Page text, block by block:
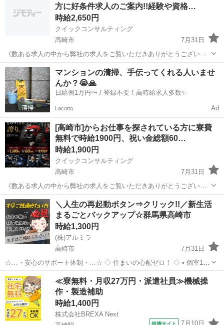
舗へ訪問する覆面調査・報告...方に好条件求人のご案内!!経験や資格…
時給2,650円
クイックコンサルティング
高崎市
7月31日
《数ある求人の中から弊社の求人をご覧いただきありがとうございま
す!!》 全国に様々な求人を5万件以上取り扱っておりご希望条件やご状
況に応じてマッチしそうな求人をご案内いたします!! 応募前に相談だ
けしてみたい方やどんな求...
群馬 高崎市 スタッフ
マンションの清掃、手伝ってくれる人いませ
んか？😭🙏
日給例1万円〜 / 登録不要！高時給求人多数✨
Lacotto Ad
[高崎市]からお仕事を探されている方に寮費
無料で時給1900円、祝い金総額60…
時給1,900円
クイックコンサルティング
高崎市
7月31日
《数ある求人の中から弊社の求人をご覧いただきありがとうございま
す!!》 全国に様々な求人を5万件以上取り扱っておりご希望条件やご状
況に応じてマッチしそうな求人をご案内いたします!! 応募前に相談だ
けしてみたい方やどんな求...
群馬 高崎市 工場 スタッフ
＼人生の再起動ボタン⇒クリック!!／新生活
まるごとバックアップ☆群馬県高崎市
時給1,300円
(株)アルミラ
高崎市
7月31日
☆…・安心のサポート体制・…☆ ◇ 住まいの心配ゼロ！ ◇ • 個室1R
完全無料！ • 即日入寮OK！など ◇ 所持金ゼロでもスタートできる！
◇ • 食費・生活費のサポート • 移動費用...
群馬 高崎市 工場 完全無料
≪寮無料・月収27万円・派遣社員≫機械操
作・製造補助
時給1,400円
株式会社BREXA Next
提携サイト 7月10日